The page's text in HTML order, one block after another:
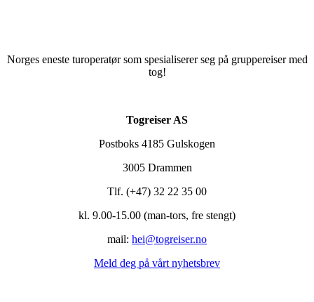
Norges eneste turoperatør som spesialiserer seg på gruppereiser med
tog!
Togreiser AS
Postboks 4185 Gulskogen
3005 Drammen
Tlf. (+47) 32 22 35 00​
kl. 9.00-15.00 (man-tors, fre stengt)
mail: hei@togreiser.no
Meld deg på vårt nyhetsbrev